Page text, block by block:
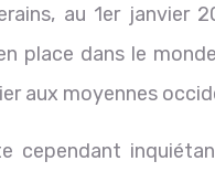
au 1er janvier
place dans le
aux moyennes
cependant